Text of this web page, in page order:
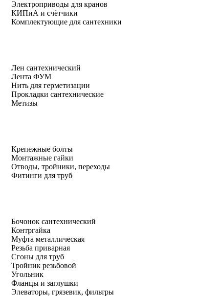
Электроприводы для кранов
КИПиА и счётчики
Комплектующие для сантехники
Лен сантехнический
Лента ФУМ
Нить для герметизации
Прокладки сантехнические
Метизы
Крепежные болты
Монтажные гайки
Отводы, тройники, переходы
Фитинги для труб
Бочонок сантехнический
Контргайка
Муфта металлическая
Резьба приварная
Сгоны для труб
Тройник резьбовой
Угольник
Фланцы и заглушки
Элеваторы, грязевик, фильтры